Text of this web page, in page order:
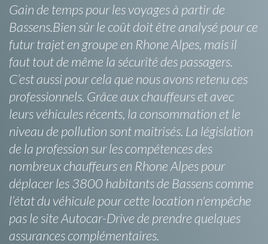
Gain de temps pour les voyages à partir de
Bassens.Bien sûr le coût doit être analysé pour ce
futur trajet en groupe en Rhone Alpes, mais il
faut tout de même la sécurité des passagers.
C’est aussi pour cela que nous avons retenu ces
professionnels. Grâce aux chauffeurs et avec
leurs véhicules récents, la consommation et le
niveau de pollution sont maitrisés. La législation
de la profession sur les compétences des
nombreux chauffeurs en Rhone Alpes pour
déplacer les 3800 habitants de Bassens comme
l’état du véhicule pour cette location n'empêche
pas le site Autocar-Drive de prendre quelques
assurances complémentaires.